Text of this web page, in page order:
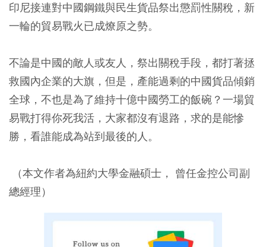
印尼接連對中國鋼鐵與民生貨品祭出懲罰性關稅，新
一輪的貿易戰火已成燎原之勢。
不論是中國的敵人或友人，祭出關稅手段，都打著拯
救國內企業的大旗，但是，產能過剩的中國貨品傾銷
全球，不也是為了維持十億中國勞工的飯碗？一場貿
易戰打得你死我活，大家都沒有退路，求的是能慘
勝，看誰能成為站到最後的人。
（本文作者為紐約大學金融碩士， 曾任金控公司副
總經理）